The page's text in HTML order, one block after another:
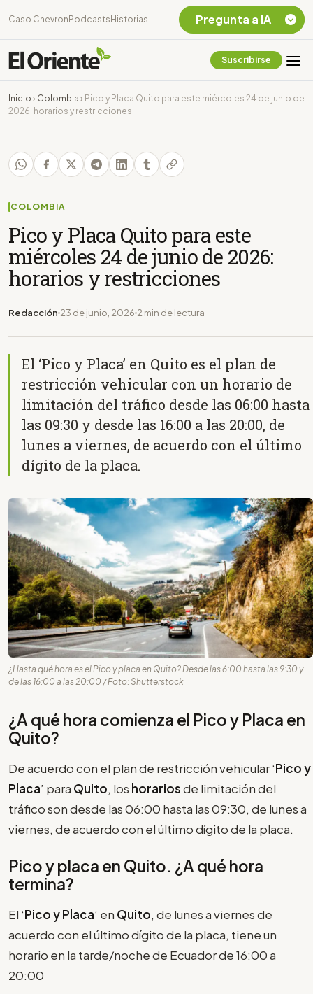
Caso Chevron Podcasts Historias
Suscribirse
Inicio › Colombia › Pico y Placa Quito para este miércoles 24 de junio de
2026: horarios y restricciones
COLOMBIA
Pico y Placa Quito para este
miércoles 24 de junio de 2026:
horarios y restricciones
Redacción 23 de junio, 2026 2 min de lectura
El ‘Pico y Placa’ en Quito es el plan de
restricción vehicular con un horario de
limitación del tráfico desde las 06:00 hasta
las 09:30 y desde las 16:00 a las 20:00, de
lunes a viernes, de acuerdo con el último
dígito de la placa.
¿Hasta qué hora es el Pico y placa en Quito? Desde las 6:00 hasta las 9:30 y
de las 16:00 a las 20:00 / Foto: Shutterstock
¿A qué hora comienza el Pico y Placa en
Quito?
De acuerdo con el plan de restricción vehicular ‘Pico y
Placa’ para Quito, los horariosde limitación del
tráfico son desde las 06:00 hasta las 09:30, de lunes a
viernes, de acuerdo con el último dígito de la placa.
Pico y placa en Quito. ¿A qué hora
termina?
El ‘Pico y Placa’ en Quito, de lunes a viernes de
acuerdo con el último dígito de la placa, tiene un
horario en la tarde/noche de Ecuador de 16:00 a
20:00
Pregunta a IA
Chevron Ecuador